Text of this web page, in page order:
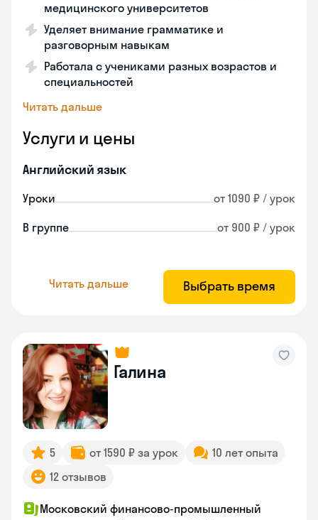
медицинского университетов
Уделяет внимание грамматике и
разговорным навыкам
Работала с учениками разных возрастов и
специальностей
Читать дальше
Услуги и цены
Английский язык
Уроки от 1090 ₽ / урок
В группе от 900 ₽ / урок
Читать дальше Выбрать время
Галина
5 от 1590 ₽ за урок
10 лет опыта
12 отзывов
Московский финансово-промышленный